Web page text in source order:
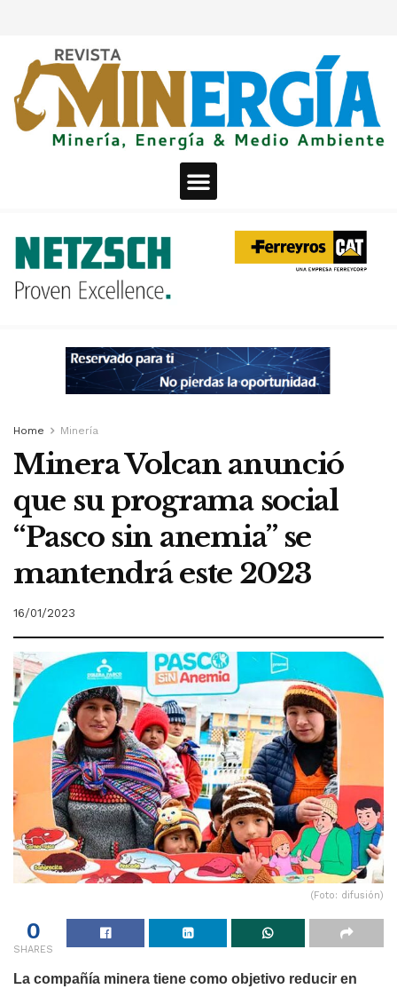
Home Minería
Minera Volcan anunció
que su programa social
“Pasco sin anemia” se
mantendrá este 2023
16/01/2023
(Foto: difusión)
0
SHARES
La compañía minera tiene como objetivo reducir en